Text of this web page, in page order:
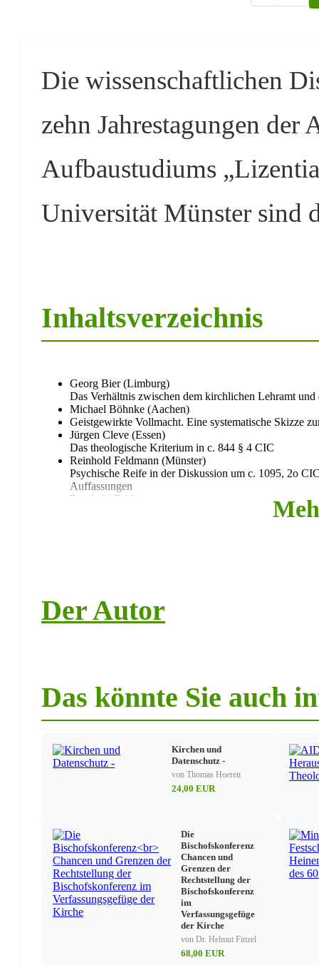
Die wissenschaftlichen
zehn Jahrestagungen der
Aufbaustudiums
Universität Münster sind
Inhaltsverzeichnis
Georg Bier (Limburg)
Das Verhältnis zwischen dem kirchlichen Lehramt
Michael Böhnke (Aachen)
Geistgewirkte Vollmacht. Eine systematische Skizze
Jürgen Cleve (Essen)
Das theologische Kriterium in c. 844 § 4 CIC
Reinhold Feldmann (Münster)
Psychische Reife in der Diskussion um c. 1095, 2o
Auffassungen
Reinhold Feldmann
Ich würde niemals einem Kind Gewalt antun –
Scheidungs-Trauma und kanonische Ehefähigkeit.
Eheführungsfähigkeit ihrer Kinder
Thomas Schüller (Limburg)
Jochen Walter (Essen)
Entstehung und Ausblicke aus kirchenrechtlicher
Der Autor
Das könnte Sie auch
Kirchen und
Datenschutz -
von Thomas Hoeren
24,00 EUR
Die
Bischofskonferenz
Chancen und
Grenzen der
Rechtstellung der
Bischofskonferenz
im
Verfassungsgefüge
der Kirche
von Dr. Helmut Finzel
68,00 EUR